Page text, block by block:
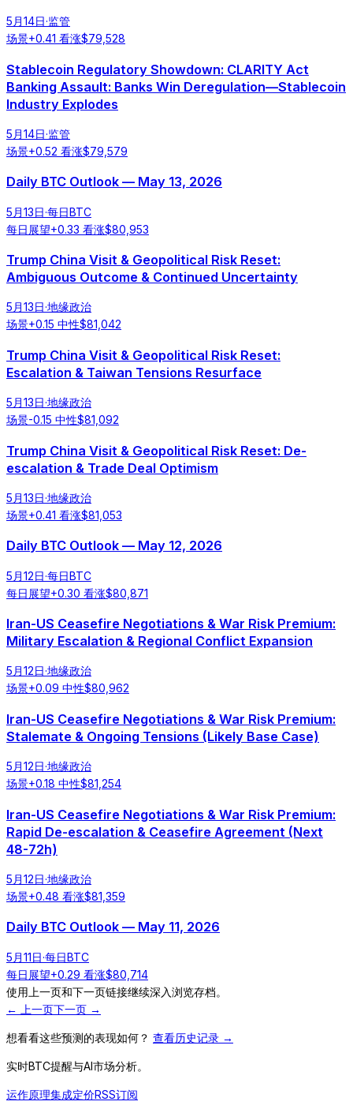
5月14日·监管
场景+0.41 看涨$79,528
Stablecoin Regulatory Showdown: CLARITY Act
Banking Assault: Banks Win Deregulation—Stablecoin
Industry Explodes
5月14日·监管
场景+0.52 看涨$79,579
Daily BTC Outlook — May 13, 2026
5月13日·每日BTC
每日展望+0.33 看涨$80,953
Trump China Visit & Geopolitical Risk Reset:
Ambiguous Outcome & Continued Uncertainty
5月13日·地缘政治
场景+0.15 中性$81,042
Trump China Visit & Geopolitical Risk Reset:
Escalation & Taiwan Tensions Resurface
5月13日·地缘政治
场景-0.15 中性$81,092
Trump China Visit & Geopolitical Risk Reset: De-
escalation & Trade Deal Optimism
5月13日·地缘政治
场景+0.41 看涨$81,053
Daily BTC Outlook — May 12, 2026
5月12日·每日BTC
每日展望+0.30 看涨$80,871
Iran-US Ceasefire Negotiations & War Risk Premium:
Military Escalation & Regional Conflict Expansion
5月12日·地缘政治
场景+0.09 中性$80,962
Iran-US Ceasefire Negotiations & War Risk Premium:
Stalemate & Ongoing Tensions (Likely Base Case)
5月12日·地缘政治
场景+0.18 中性$81,254
Iran-US Ceasefire Negotiations & War Risk Premium:
Rapid De-escalation & Ceasefire Agreement (Next
48-72h)
5月12日·地缘政治
场景+0.48 看涨$81,359
Daily BTC Outlook — May 11, 2026
5月11日·每日BTC
每日展望+0.29 看涨$80,714
使用上一页和下一页链接继续深入浏览存档。
← 上一页下一页 →
想看看这些预测的表现如何？ 查看历史记录 →
实时BTC提醒与AI市场分析。
运作原理集成定价RSS订阅